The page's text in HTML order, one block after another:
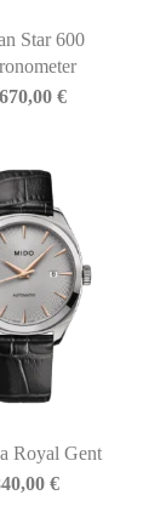
Star 600
€
Royal Gent
€